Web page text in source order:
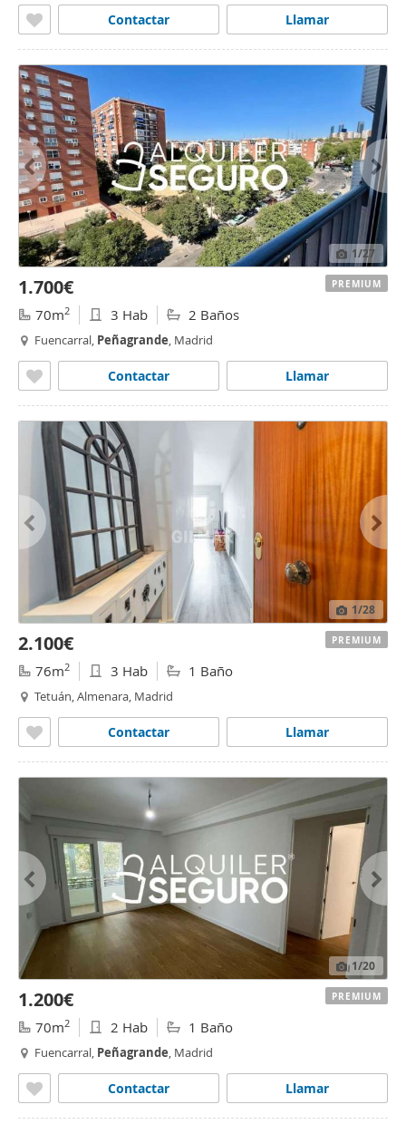
Llamar
Contactar
1/27
1.700€
70m2 3 Hab 2 Baños
Fuencarral, Peñagrande, Madrid
Llamar
Contactar
PREMIUM
1/28
2.100€
76m2 3 Hab 1 Baño
Tetuán, Almenara, Madrid
Llamar
Contactar
PREMIUM
1/20
1.200€
70m2 2 Hab 1 Baño
Fuencarral, Peñagrande, Madrid
Llamar
Contactar
PREMIUM